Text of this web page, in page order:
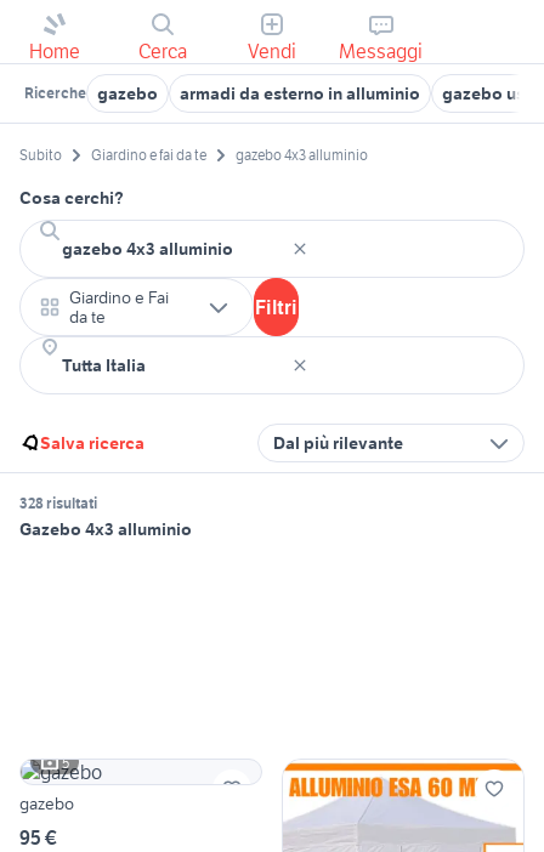
Home Cerca Vendi Messaggi
Ricerche gazebo armadi da esterno in alluminio gazebo
Subito Giardino e fai da te gazebo 4x3 alluminio
Cosa cerchi?
Giardino e Fai
da te
Filtri
Salva ricerca Dal più rilevante
328 risultati
Gazebo 4x3 alluminio
5
gazebo
95 €